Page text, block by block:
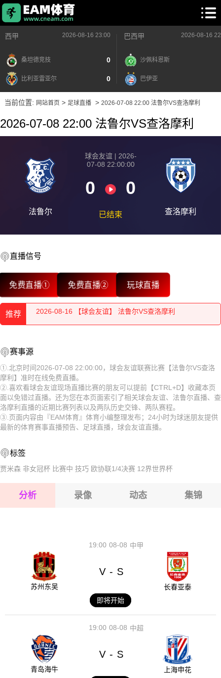
西甲 2026-08-16 23:00
桑坦德竞技 0
比利亚雷亚尔 0
巴西甲 2026-08-16
沙佩科恩斯
巴伊亚
当前位置: 网站首页> 足球直播> 2026-07-08 22:00 法鲁尔VS查洛摩利
2026-07-08 22:00 法鲁尔VS查洛摩利
法鲁尔
球会友谊 | 2026-
07-08 22:00:00
0 0
已结束 查洛摩利
直播信号
免费直播① 免费直播② 玩球直播
推荐
2026-08-16 【球会友谊】 法鲁尔VS查洛摩利
2026-08-16 【球会友谊】 法鲁尔VS查洛摩利
2026-08-16 【球会友谊】 法鲁尔VS查洛摩利
2026-08-16 【球会友谊】 法鲁尔VS查洛摩利
2026-08-16 【球会友谊】 法鲁尔VS查洛摩利
2026-08-16 【球会友谊】 法鲁尔VS查洛摩利
2026-08-16 【球会友谊】 法鲁尔VS查洛摩利
2026-08-16 【球会友谊】 法鲁尔VS查洛摩利
2026-08-16 【球会友谊】 法鲁尔VS查洛摩利
2026-08-16 【球会友谊】 法鲁尔VS查洛摩利
赛事源
①.北京时间2026-07-08 22:00:00，球会友谊联赛比赛【法鲁尔VS查洛
摩利】准时在线免费直播。
②.喜欢看球会友谊现场直播比赛的朋友可以提前【CTRL+D】收藏本页
面以免错过直播。还为您在本页面索引了相关球会友谊、法鲁尔直播、查
洛摩利直播的近期比赛列表以及两队历史交锋、两队赛程。
③.页面内容由『EAM体育』体育小编整理发布；24小时为球迷朋友提供
最新的体育赛事直播预告、足球直播，球会友谊直播。
标签
贾米森 非女冠杯 比赛中 技巧 欧协联1/4决赛 12界世界杯
分析 录像 动态 集锦
08-08
19:00 中甲
苏州东吴
V - S
长春亚泰
即将开始
08-08
19:00 中超
青岛海牛
V - S
上海申花